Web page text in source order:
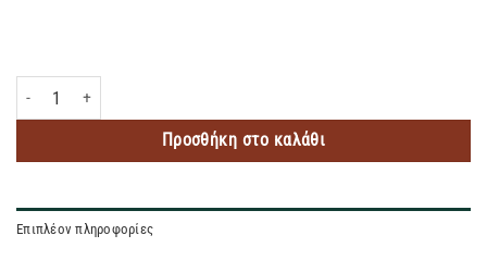
PALMOLIVE ΚΡΕΜΟΣΑΠΟΥΝΟ MILK&HONEY ΜΕ ΑΝΤΛΙΑ 300ML ποσότητα
Προσθήκη στο καλάθι
Επιπλέον πληροφορίες